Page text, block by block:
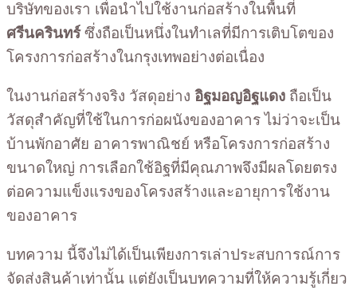
บริษัทของเรา เพื่อนำไปใช้งานก่อสร้างในพื้นที่
ศรีนครินทร์ซึ่งถือเป็นหนึ่งในทำเลที่มีการเติบโตของ
โครงการก่อสร้างในกรุงเทพอย่างต่อเนื่อง
ในงานก่อสร้างจริง วัสดุอย่าง อิฐมอญอิฐแดง ถือเป็น
วัสดุสำคัญที่ใช้ในการก่อผนังของอาคาร ไม่ว่าจะเป็น
บ้านพักอาศัย อาคารพาณิชย์ หรือโครงการก่อสร้าง
ขนาดใหญ่ การเลือกใช้อิฐที่มีคุณภาพจึงมีผลโดยตรง
ต่อความแข็งแรงของโครงสร้างและอายุการใช้งาน
ของอาคาร
บทความ นี้จึงไม่ได้เป็นเพียงการเล่าประสบการณ์การ
จัดส่งสินค้าเท่านั้น แต่ยังเป็นบทความที่ให้ความรู้เกี่ยว